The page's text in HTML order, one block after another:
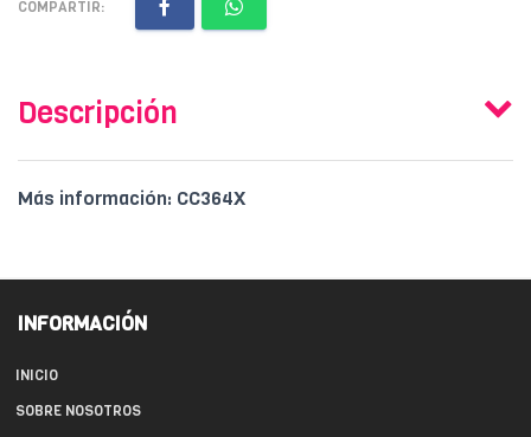
COMPARTIR:
Descripción
Más información: CC364X
INFORMACIÓN
INICIO
SOBRE NOSOTROS